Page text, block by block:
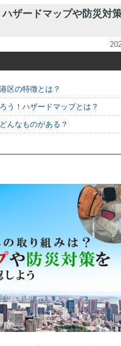
ザードマップや防災対
区の特徴とは？
う！ハザードマップとは？
んなものがある？